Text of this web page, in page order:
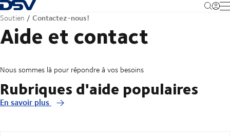
Retour à la page d'accueil
Soutien Contactez-nous!
Aide et contact
Nous sommes là pour répondre à vos besoins
Rubriques d'aide populaires
En savoir plus